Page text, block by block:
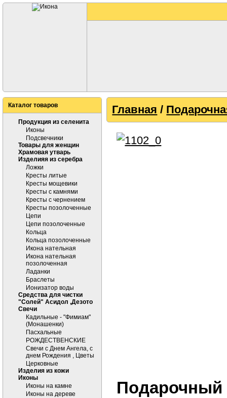
Каталог товаров
Продукция из селенита
Иконы
Подсвечники
Товары для женщин
Храмовая утварь
Изделияя из серебра
Ложки
Кресты литые
Кресты мощевики
Кресты с камнями
Кресты с чернением
Кресты позолоченные
Цепи
Цепи позолоченные
Кольца
Кольца позолоченные
Икона нательная
Икона нательная
позолоченная
Ладанки
Браслеты
Ионизатор воды
Средства для чистки
"Солей" Асидол ,Дезото
Cвечи
Кадильные - "Фимиам"
(Монашенки)
Пасхальные
РОЖДЕСТВЕНСКИЕ
Свечи с Днем Ангела, с
днем Рождения , Цветы
Церковные
Изделия из кожи
Иконы
Иконы на камне
Иконы на дереве
Главная /